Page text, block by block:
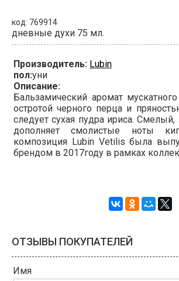
код: 769914
дневные духи 75 мл.
Производитель: Lubin
пол:уни
Описание:
Бальзамический аромат
остротой черного перца и
следует сухая пудра ириса.
дополняет смолистые ноты
композиция Lubin Vetilis была
брендом в 2017году в рамках
ОТЗЫВЫ ПОКУПАТЕЛЕЙ
Имя